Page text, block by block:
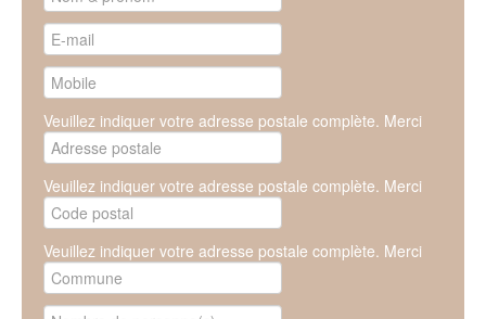
Veuillez indiquer votre adresse postale complète. Merci
Veuillez indiquer votre adresse postale complète. Merci
Veuillez indiquer votre adresse postale complète. Merci